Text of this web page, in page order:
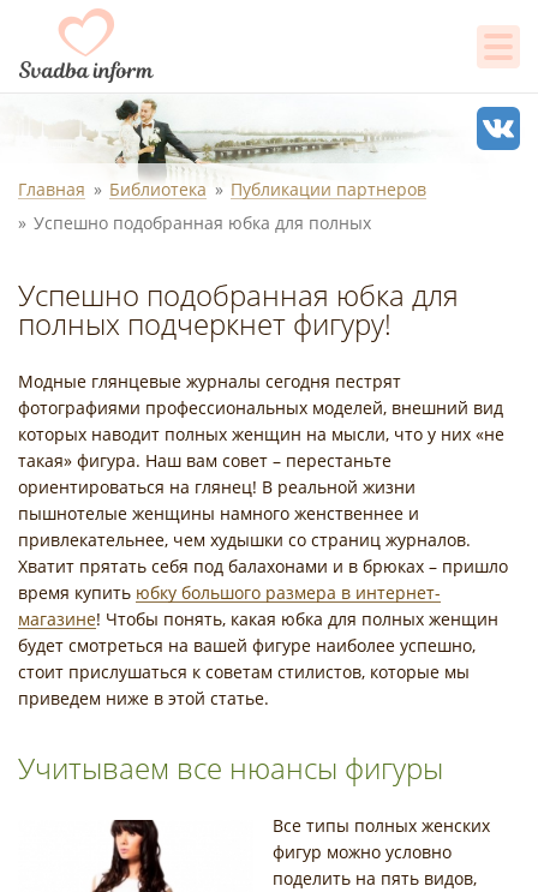
Главная Библиотека
Публикации партнеров
Успешно подобранная юбка для полных
Успешно подобранная юбка для
полных подчеркнет фигуру!
Модные глянцевые журналы сегодня пестрят
фотографиями профессиональных моделей, внешний вид
которых наводит полных женщин на мысли, что у них «не
такая» фигура. Наш вам совет – перестаньте
ориентироваться на глянец! В реальной жизни
пышнотелые женщины намного женственнее и
привлекательнее, чем худышки со страниц журналов.
Хватит прятать себя под балахонами и в брюках – пришло
время купить юбку большого размера в интернет-
магазине! Чтобы понять, какая юбка для полных женщин
будет смотреться на вашей фигуре наиболее успешно,
стоит прислушаться к советам стилистов, которые мы
приведем ниже в этой статье.
Учитываем все нюансы фигуры
Все типы полных женских
фигур можно условно
поделить на пять видов,